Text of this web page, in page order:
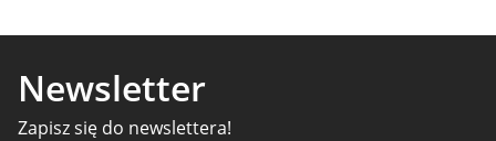
Newsletter
Zapisz się do newslettera!